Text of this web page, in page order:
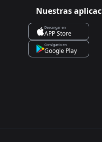
Nuestras
Descargar en
APP Store
Consíguelo en
Google Play